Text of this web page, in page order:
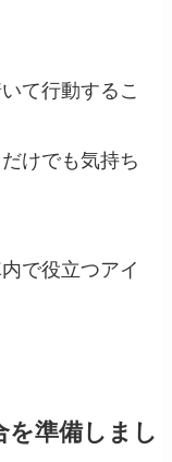
て行動するこ
けでも気持ち
で役立つアイ
を準備しまし